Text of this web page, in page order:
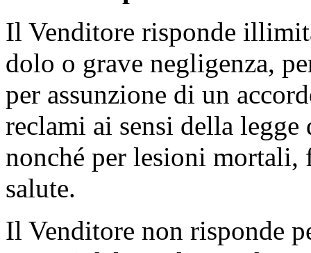
Il Venditore risponde
dolo o grave negligenza,
per assunzione di un
reclami ai sensi della
nonché per lesioni mortali,
salute.
Il Venditore non risponde